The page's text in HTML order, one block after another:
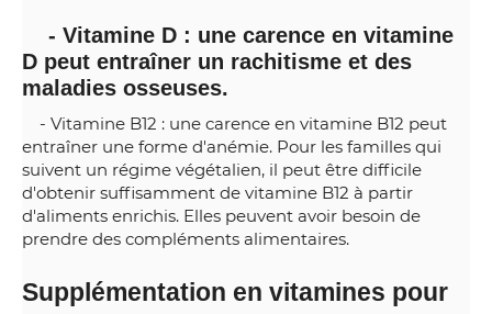
- Vitamine D : une carence en vitamine
D peut entraîner un rachitisme et des
maladies osseuses.
- Vitamine B12 : une carence en vitamine B12 peut
entraîner une forme d'anémie. Pour les familles qui
suivent un régime végétalien, il peut être difficile
d'obtenir suffisamment de vitamine B12 à partir
d'aliments enrichis. Elles peuvent avoir besoin de
prendre des compléments alimentaires.
Supplémentation en vitamines pour